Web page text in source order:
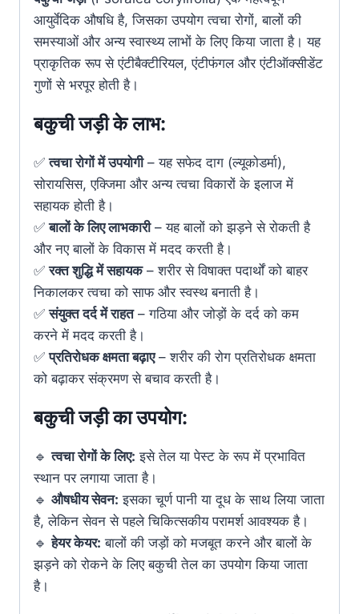
आयुर्वेदिक औषधि है, जिसका उपयोग त्वचा रोगों, बालों की
समस्याओं और अन्य स्वास्थ्य लाभों के लिए किया जाता है। यह
प्राकृतिक रूप से एंटीबैक्टीरियल, एंटीफंगल और एंटीऑक्सीडेंट
गुणों से भरपूर होती है।
बकुची जड़ी के लाभ:
✅त्वचा रोगों में उपयोगी– यह सफेद दाग (ल्यूकोडर्मा),
सोरायसिस, एक्जिमा और अन्य त्वचा विकारों के इलाज में
सहायक होती है।
✅बालों के लिए लाभकारी– यह बालों को झड़ने से रोकती है
और नए बालों के विकास में मदद करती है।
✅रक्त शुद्धि में सहायक– शरीर से विषाक्त पदार्थों को बाहर
निकालकर त्वचा को साफ और स्वस्थ बनाती है।
✅संयुक्त दर्द में राहत– गठिया और जोड़ों के दर्द को कम
करने में मदद करती है।
✅प्रतिरोधक क्षमता बढ़ाए– शरीर की रोग प्रतिरोधक क्षमता
को बढ़ाकर संक्रमण से बचाव करती है।
बकुची जड़ी का उपयोग:
🔹त्वचा रोगों के लिए: इसे तेल या पेस्ट के रूप में प्रभावित
स्थान पर लगाया जाता है।
🔹 औषधीय सेवन: इसका चूर्ण पानी या दूध के साथ लिया जाता
है, लेकिन सेवन से पहले चिकित्सकीय परामर्श आवश्यक है।
🔹हेयर केयर: बालों की जड़ों को मजबूत करने और बालों के
झड़ने को रोकने के लिए बकुची तेल का उपयोग किया जाता
है।